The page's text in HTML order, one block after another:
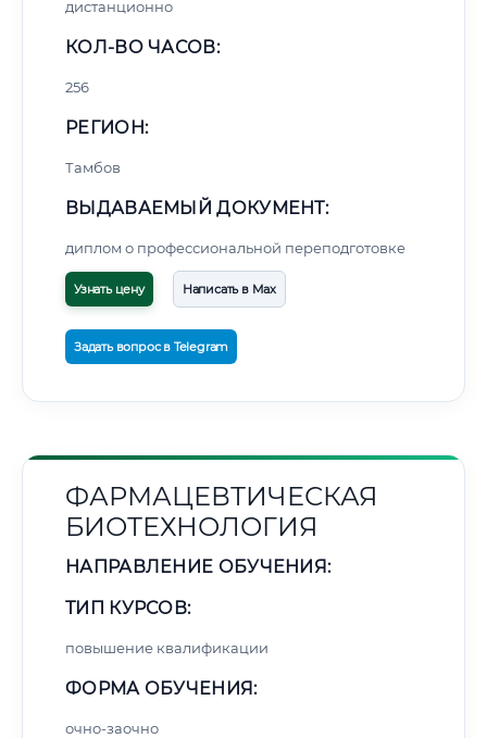
дистанционно
КОЛ-ВО ЧАСОВ:
256
РЕГИОН:
Тамбов
ВЫДАВАЕМЫЙ ДОКУМЕНТ:
диплом о профессиональной переподготовке
Узнать цену Написать в Max
Задать вопрос в Telegram
ФАРМАЦЕВТИЧЕСКАЯ
БИОТЕХНОЛОГИЯ
НАПРАВЛЕНИЕ ОБУЧЕНИЯ:
ТИП КУРСОВ:
повышение квалификации
ФОРМА ОБУЧЕНИЯ:
очно-заочно